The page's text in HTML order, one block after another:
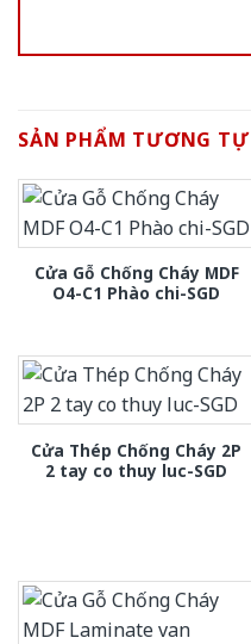
SẢN PHẨM TƯƠNG TỰ
Cửa Gỗ Chống Cháy MDF
O4-C1 Phào chi-SGD
Cửa Thép Chống Cháy 2P
2 tay co thuy luc-SGD